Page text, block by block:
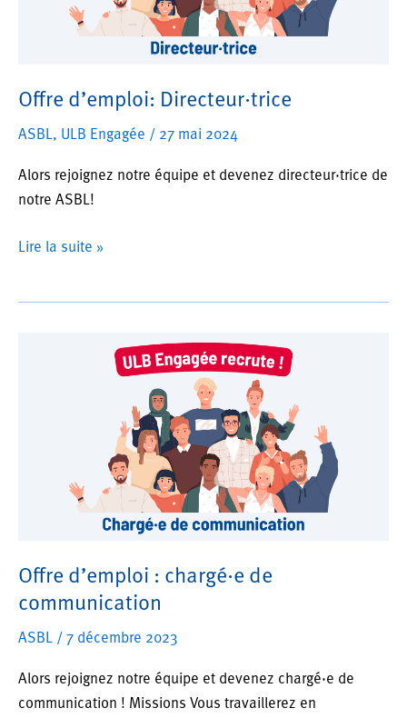
Offre d’emploi: Directeur·trice
ASBL, ULB Engagée / 27 mai 2024
Alors rejoignez notre équipe et devenez directeur·trice de
notre ASBL!
Offre
Lire la suite »
Offre d’emploi : chargé·e de
communication
ASBL / 7 décembre 2023
Alors rejoignez notre équipe et devenez chargé·e de
communication ! Missions Vous travaillerez en